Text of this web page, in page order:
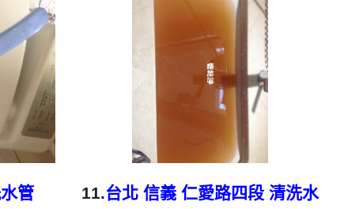
，客戶
， 水管
已正
。 清洗
堵塞,
如維大力一般的顏色，沒想到越洗越
髒，如下圖及影片，客戶 王先生 看了
也覺得不舒服， 水管清洗 約兩個小時
後，熱水管出水已恢復正常，王先生
總算能安心洗澡了。 清洗水管, 水管
清洗, 洗水管, 熱水管堵塞, 熱水忽冷忽
熱 ...
管 11.台北 信義 仁愛路四段 清洗水